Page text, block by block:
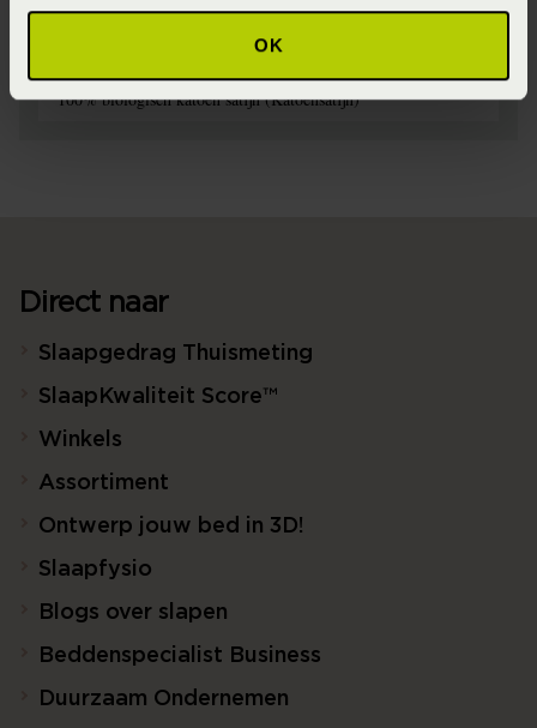
OK
Maximaal 60 graden (Wassen op maximaal 60 graden)
100% biologisch katoen satijn (Katoensatijn)
Direct naar
Slaapgedrag Thuismeting
SlaapKwaliteit Score™
Winkels
Assortiment
Ontwerp jouw bed in 3D!
Slaapfysio
Blogs over slapen
Beddenspecialist Business
Duurzaam Ondernemen